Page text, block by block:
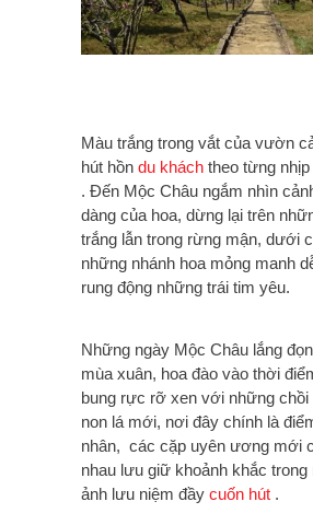
Màu trắng trong vắt của vườn
hút hồn du khách theo từng nhịp
. Đến Mộc Châu ngắm nhìn
dàng của hoa, dừng lại trên
trắng lẫn trong rừng mận, dưới
những nhánh hoa mỏng manh
rung động những trái tim yêu.
Những ngày Mộc Châu lắng
mùa xuân, hoa đào vào thời
bung rực rỡ xen với những chồi
non lá mới, nơi đây chính là
nhân, các cặp uyên ương mới
nhau lưu giữ khoảnh khắc
ảnh lưu niệm đầy cuốn hút .